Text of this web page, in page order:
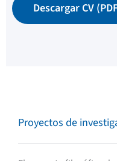
Descargar CV
Proyectos de